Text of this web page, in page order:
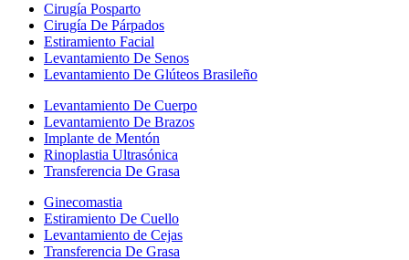
Cirugía Posparto
Cirugía De Párpados
Estiramiento Facial
Levantamiento De Senos
Levantamiento De Glúteos Brasileño
Levantamiento De Cuerpo
Levantamiento De Brazos
Implante de Mentón
Rinoplastia Ultrasónica
Transferencia De Grasa
Ginecomastia
Estiramiento De Cuello
Levantamiento de Cejas
Transferencia De Grasa